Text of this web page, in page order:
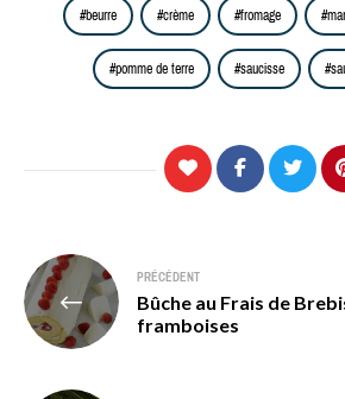
beurre crème fromage
pomme de terre saucisse
Navigation
de
l’article
PRÉCÉDENT
Bûche au Frais de
framboises